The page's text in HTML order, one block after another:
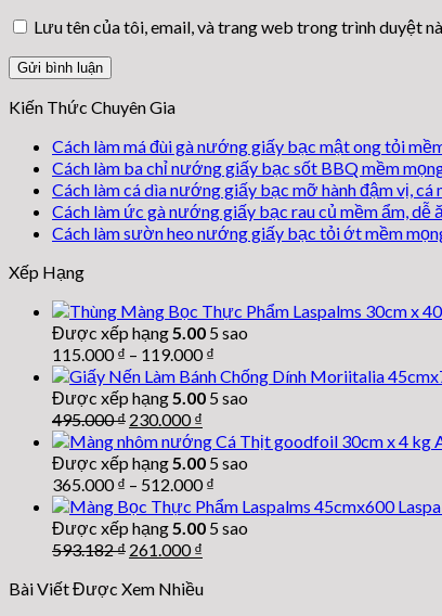
Lưu tên của tôi, email, và trang web trong trình duyệt
Kiến Thức Chuyên Gia
Cách làm má đùi gà nướng giấy bạc mật ong tỏi
Cách làm ba chỉ nướng giấy bạc sốt BBQ mềm
Cách làm cá dìa nướng giấy bạc mỡ hành đậm vị, cá
Cách làm ức gà nướng giấy bạc rau củ mềm ẩm, dễ
Cách làm sườn heo nướng giấy bạc tỏi ớt mềm
Xếp Hạng
Được xếp hạng5.00 5 sao
115.000₫ – 119.000₫
Được xếp hạng5.00 5 sao
495.000₫ Giá
gốc
là:
495.000 ₫.
230.000₫
hiện
tại
là:
230.000 ₫.
Được xếp hạng5.00 5 sao
365.000₫ – 512.000₫
Được xếp hạng5.00 5 sao
593.182₫ Giá
là:
261.000₫
tại
Bài Viết Được Xem Nhiều